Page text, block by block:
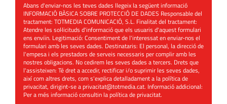
Abans d'enviar-nos les teves dades llegeix la següent informació
INFORMACIÓ BÀSICA SOBRE PROTECCIÓ DE DADES Responsable del
tractament: TOTMEDIA COMUNICACIÓ, S.L. Finalitat del tractament:
Atendre les sol·licituds d'informació que els usuaris d'aquest formulari
ens enviïn. Legitimació: Consentiment de l'interessat en enviar-nos el
formulari amb les seves dades. Destinataris: El personal, la direcció de
l'empesa i els prestadors de serveis necessaris per complir amb les
nostres obligacions. No cedirem les seves dades a tercers. Drets que
l'assisteixen: Té dret a accedir, rectificar i/o suprimir les seves dades,
així com altres drets, com s'explica detalladament a la política de
privacitat, dirigint-se aprivacitat@totmedia.cat. Informació addicional:
Per a més informació consultin lapolítica de privacitat.